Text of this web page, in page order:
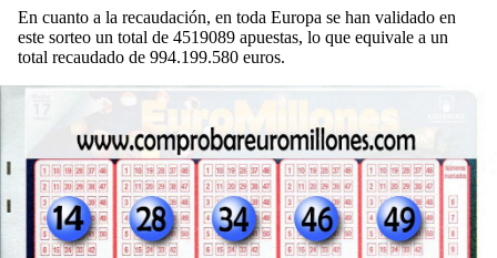
En cuanto a la recaudación, en toda Europa se han validado en
este sorteo un total de 4519089 apuestas, lo que equivale a un
total recaudado de 994.199.580 euros.